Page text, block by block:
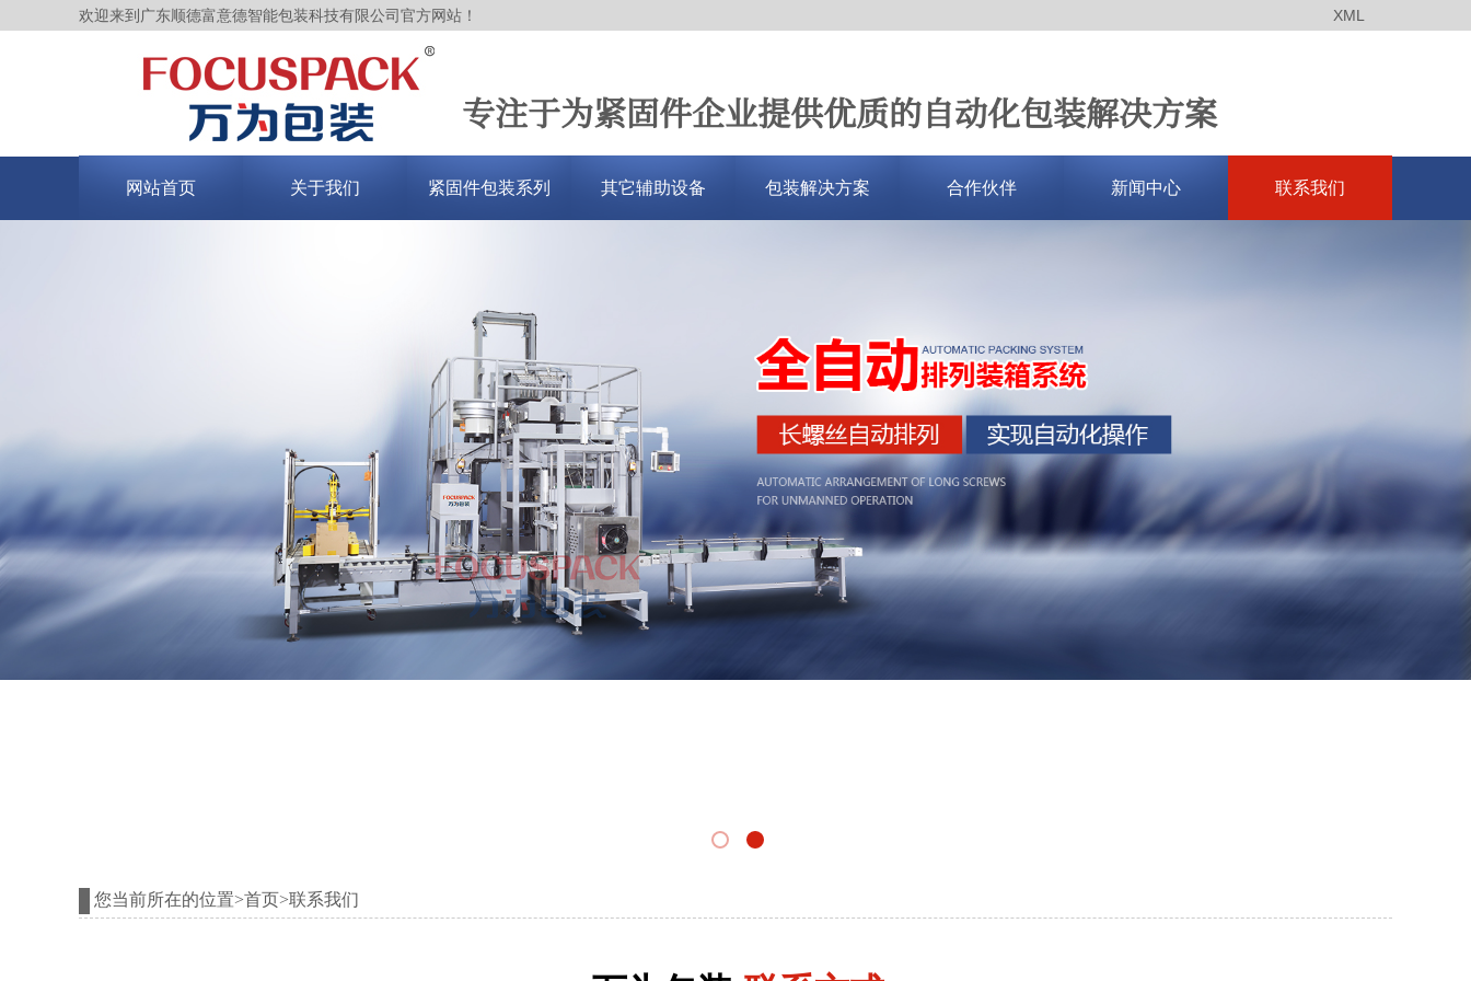
欢迎来到广东顺德富意德智能包装科技有限公司官方网站！ XML
专注于为紧固件企业提供优质的自动化包装解决方案
网站首页 关于我们 紧固件包装系列 其它辅助设备 包装解决方案 合作伙伴 新闻中心 联系我们
您当前所在的位置>首页>联系我们